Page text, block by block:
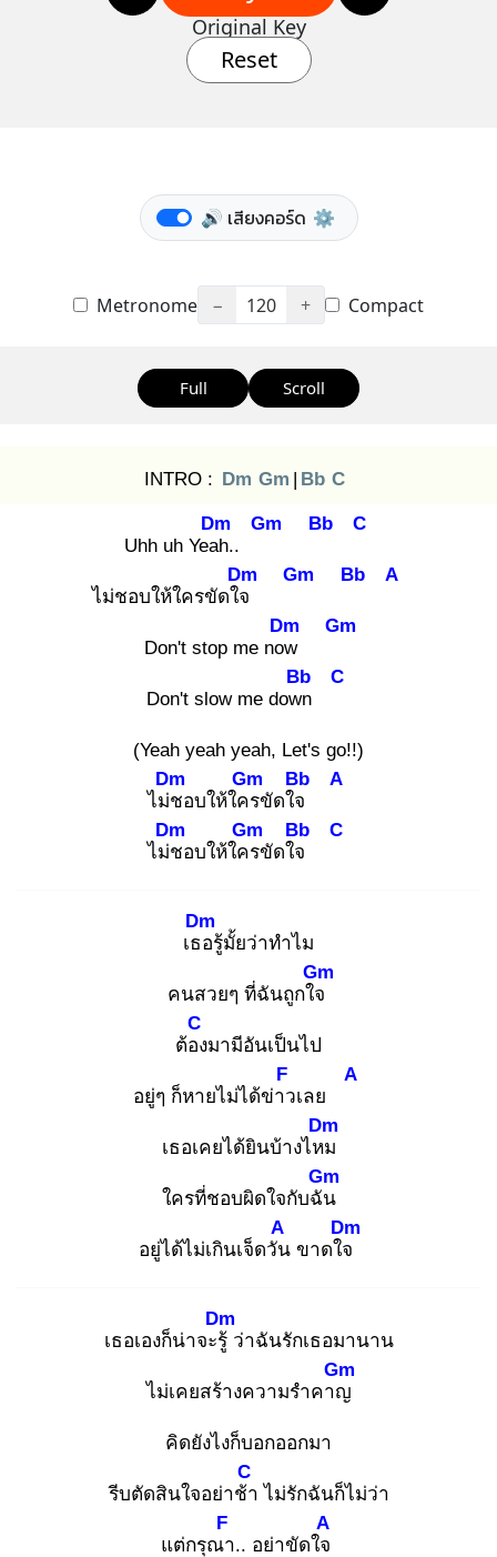
Original Key
Reset
🔊 เสียงคอร์ด ⚙️
Metronome − 120 + Compact
Full Scroll
INTRO : Dm Gm | Bb C
Uhh uh Yeah
Dm
..
Gm Bb C
ไม่ชอบให้ใครขัดใจ
Dm Gm Bb A
Don't stop me now
Dm Gm
Don't slow me down
Bb C
(Yeah yeah yeah, Let's go!!)
ไม่ช
Dm
อบให้ใคร
Gm
ขัดใจ
Bb A
ไม่ช
Dm
อบให้ใคร
Gm
ขัดใจ
Bb C
เธอ
Dm
รู้มั้ยว่าทำไม
คนสวยๆ ที่ฉันถูกใจ
Gm
ต้อง
C
มามีอันเป็นไป
อยู่ๆ ก็หายไม่ได้ข่าว
F
เลย
A
เธอเคยได้ยินบ้างไหม
Dm
ใครที่ชอบผิดใจกับฉัน
Gm
อยู่ได้ไม่เกินเจ็ดวัน
A
ขาดใจ
Dm
เธอเองก็น่าจะรู้
Dm
ว่าฉันรักเธอมานาน
ไม่เคยสร้างความรำคาญ
Gm
คิดยังไงก็บอกออกมา
รีบตัดสินใจอย่าช้า
C
ไม่รักฉันก็ไม่ว่า
แต่กรุณา
F
.. อย่าขัดใจ
A